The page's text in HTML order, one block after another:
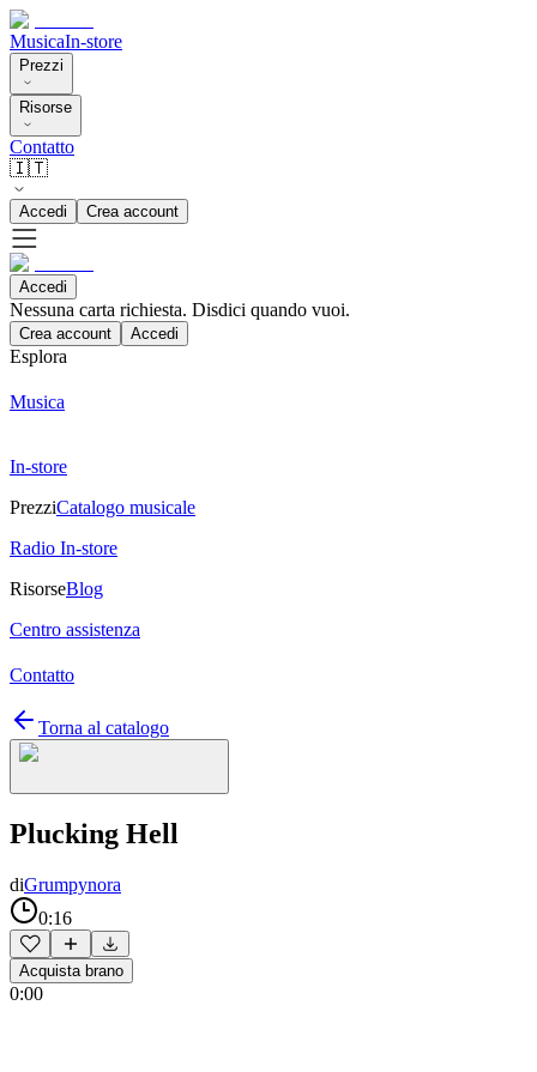
MusicaIn-store
Prezzi
Risorse
Contatto
🇮🇹
Accedi Crea account
Accedi
Nessuna carta richiesta. Disdici quando vuoi.
Crea account Accedi
Esplora
Musica
In-store
PrezziCatalogo musicale
Radio In-store
RisorseBlog
Centro assistenza
Contatto
Torna al catalogo
Plucking Hell
diGrumpynora
0:16
Acquista brano
0:00